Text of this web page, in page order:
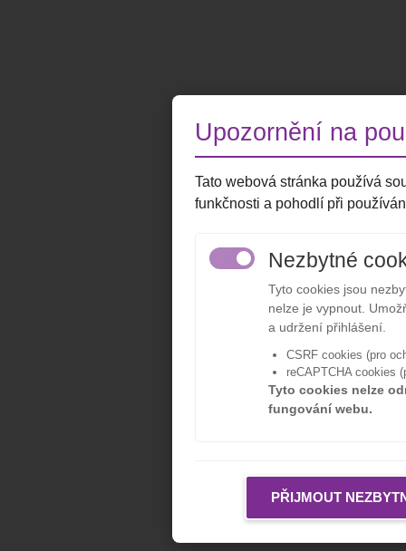
Upozornění na
Tato webová stránka používá
funkčnosti a pohodlí při
Nezbytné
Tyto cookies jsou
nelze je vypnout.
a udržení přihlášení.
CSRF cookies (pro
reCAPTCHA cookies
Tyto cookies nelze
fungování webu.
PŘIJMOUT